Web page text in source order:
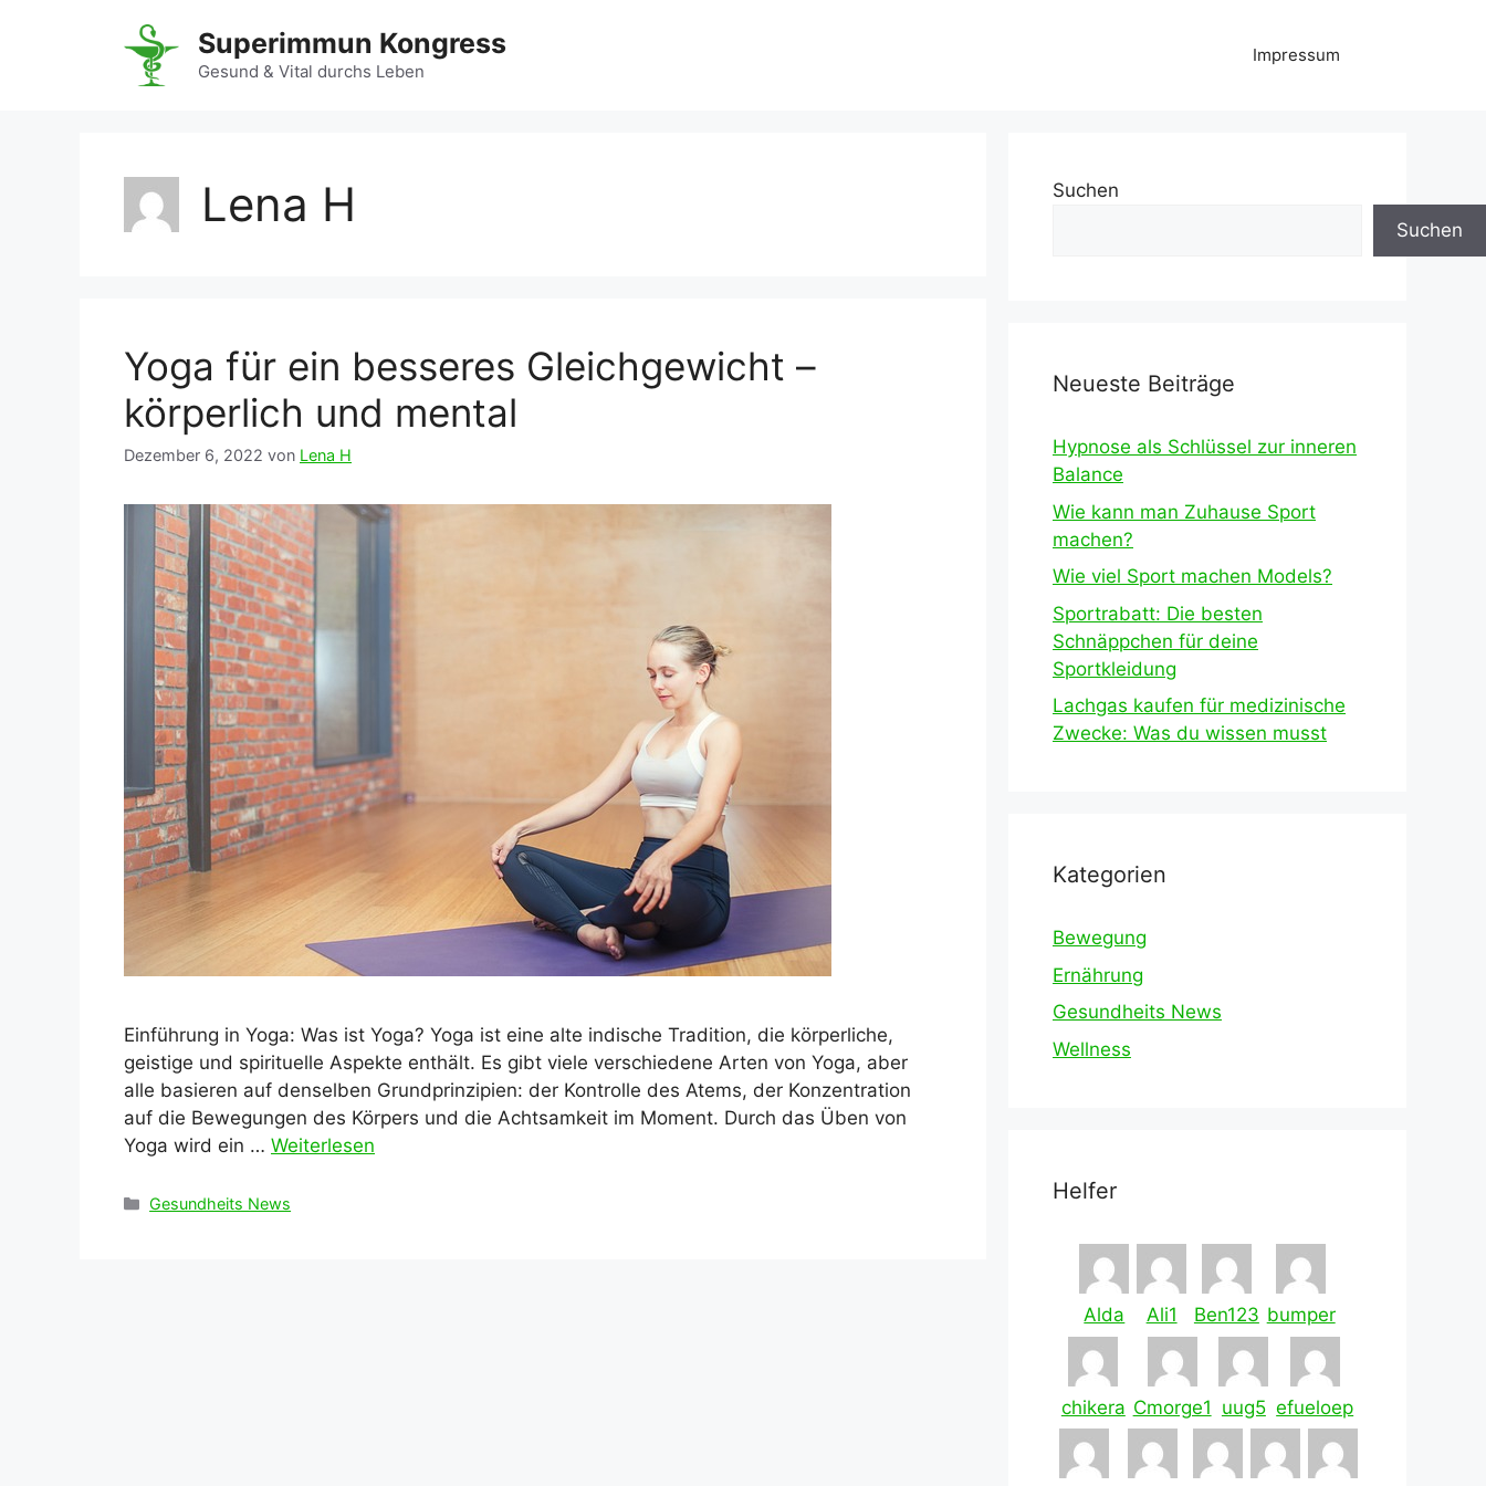
Superimmun Kongress
Gesund & Vital durchs Leben
Impressum
Lena H
Yoga für ein besseres Gleichgewicht –
körperlich und mental
Dezember 6, 2022 von Lena H
Einführung in Yoga: Was ist Yoga? Yoga ist eine alte indische Tradition, die körperliche,
geistige und spirituelle Aspekte enthält. Es gibt viele verschiedene Arten von Yoga, aber
alle basieren auf denselben Grundprinzipien: der Kontrolle des Atems, der Konzentration
auf die Bewegungen des Körpers und die Achtsamkeit im Moment. Durch das Üben von
Yoga wird ein … Weiterlesen
Kategorien
Gesundheits News
Suchen
Suchen
Neueste Beiträge
Hypnose als Schlüssel zur inneren
Balance
Wie kann man Zuhause Sport
machen?
Wie viel Sport machen Models?
Sportrabatt: Die besten
Schnäppchen für deine
Sportkleidung
Lachgas kaufen für medizinische
Zwecke: Was du wissen musst
Kategorien
Bewegung
Ernährung
Gesundheits News
Wellness
Helfer
Alda Ali1 Ben123 bumper
chikera Cmorge1 uug5 efueloep